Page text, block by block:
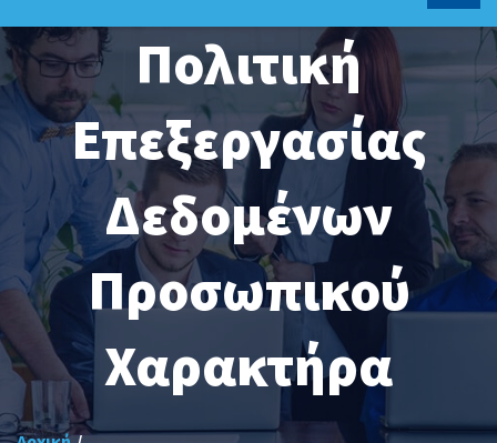
Πολιτική
Επεξεργασίας
Δεδομένων
Προσωπικού
Χαρακτήρα